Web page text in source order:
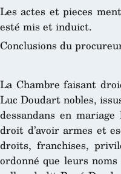
Les actes et pieces
esté mis et induict.
Conclusions du
La Chambre faisant
Luc Doudart nobles,
dessandans en
droit d’avoir armes et
droits, franchises,
ordonné que leurs